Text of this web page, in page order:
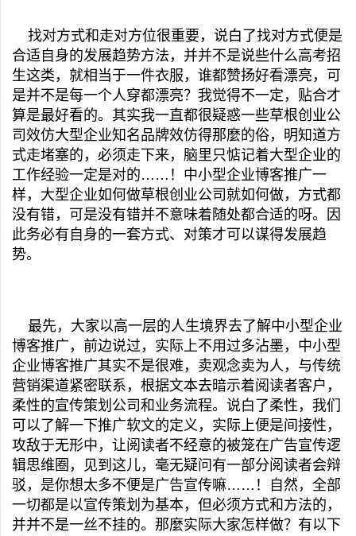
找对方式和走对方位很重要，说白了找对方式便是
合适自身的发展趋势方法，并并不是说些什么高考招
生这类，就相当于一件衣服，谁都赞扬好看漂亮，可
是并不是每一个人穿都漂亮？我觉得不一定，贴合才
算是最好看的。其实我一直都很疑惑一些草根创业公
司效仿大型企业知名品牌效仿得那麼的俗，明知道方
式走堵塞的，必须走下来，脑里只惦记着大型企业的
工作经验一定是对的……！中小型企业博客推广一
样，大型企业如何做草根创业公司就如何做，方式都
没有错，可是没有错并不意味着随处都合适的呀。因
此务必有自身的一套方式、对策才可以谋得发展趋
势。
最先，大家以高一层的人生境界去了解中小型企业
博客推广，前边说过，实际上不用过多沾墨，中小型
企业博客推广其实不是很难，卖观念卖为人，与传统
营销渠道紧密联系，根据文本去暗示着阅读者客户，
柔性的宣传策划公司和业务流程。说白了柔性，我们
可以了解一下推广软文的定义，实际上便是间接性，
攻敌于无形中，让阅读者不经意的被笼在广告宣传逻
辑思维圈，见到这儿，毫无疑问有一部分阅读者会辩
驳，是你想太多不便是广告宣传嘛……！自然，全部
一切都是以宣传策划为基本，但必须方式和方法的，
并并不是一丝不挂的。那麼实际大家怎样做？有以下